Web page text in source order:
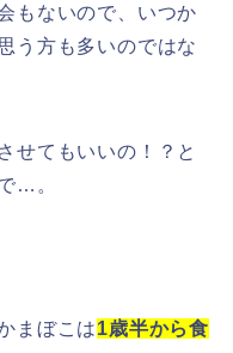
もないので、いつか
う方も多いのではな
せてもいいの！？と
…。
まぼこは1歳半から食